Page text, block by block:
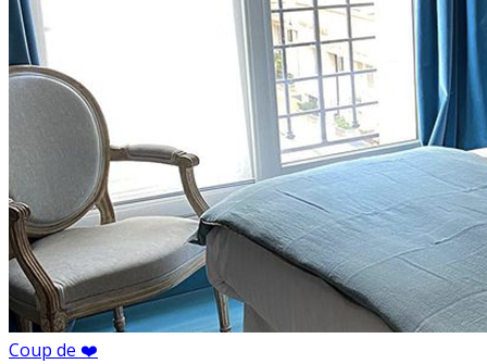
Coup de ❤️